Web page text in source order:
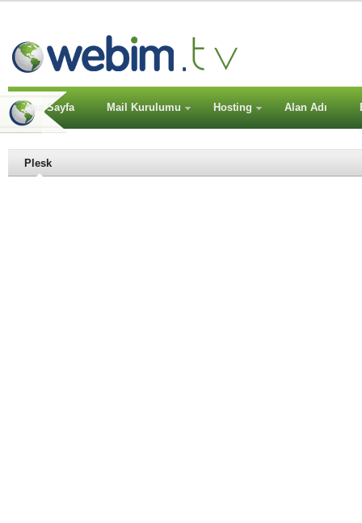
Ana Sayfa Mail Kurulumu Hosting Alan Adı
Plesk